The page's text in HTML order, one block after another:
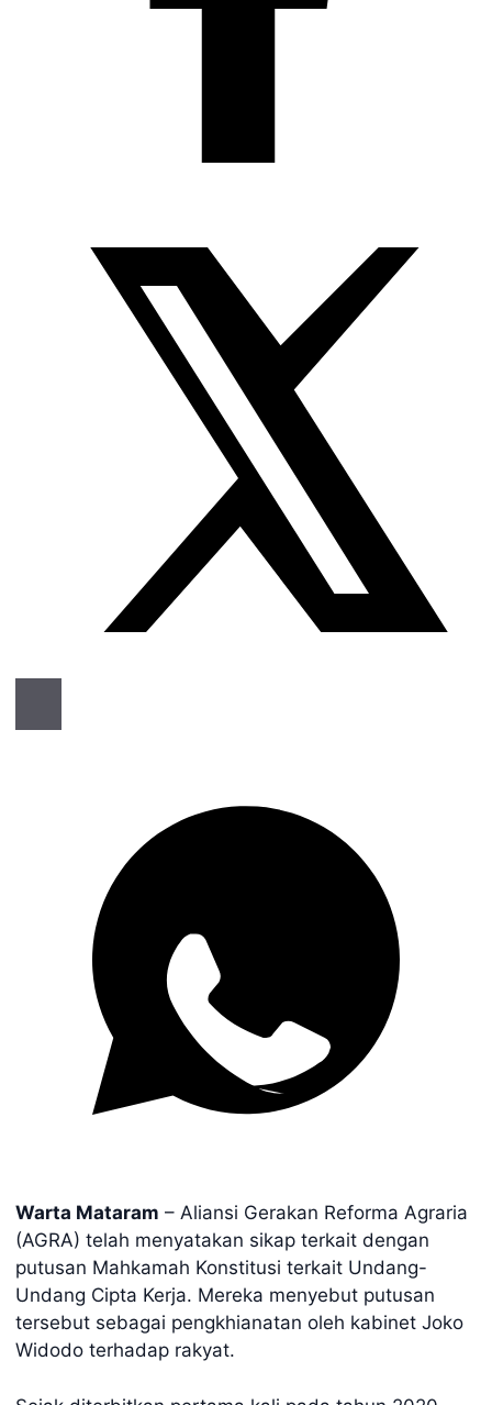
Warta Mataram – Aliansi Gerakan Reforma Agraria
(AGRA) telah menyatakan sikap terkait dengan
putusan Mahkamah Konstitusi terkait Undang-
Undang Cipta Kerja. Mereka menyebut putusan
tersebut sebagai pengkhianatan oleh kabinet Joko
Widodo terhadap rakyat.